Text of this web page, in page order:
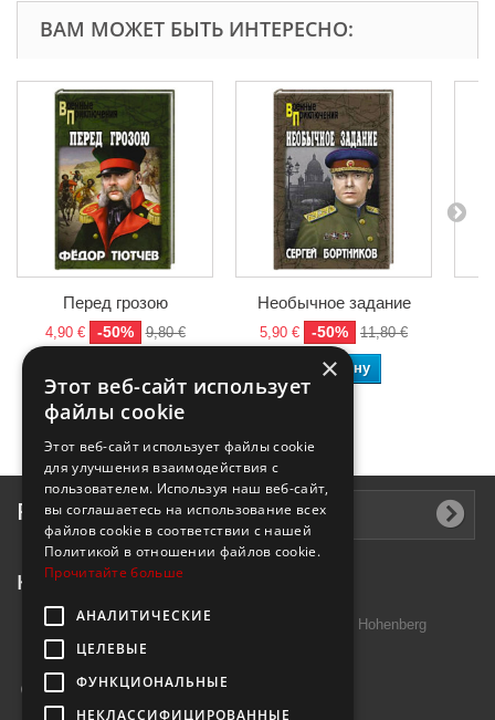
ВАМ МОЖЕТ БЫТЬ ИНТЕРЕСНО:
Перед грозою
4,90 € -50% 9,80 €
Необычное задание
5,90 € -50% 11,80 €
В корзину
Рассылка
Контактная информация
Introtek GmbH, Hutschenreuther Str. 13 95691 Hohenberg
Deutschland
Звоните нам:
×
Этот веб-сайт использует
файлы cookie
Этот веб-сайт использует файлы cookie
для улучшения взаимодействия с
пользователем. Используя наш веб-сайт,
вы соглашаетесь на использование всех
файлов cookie в соответствии с нашей
Политикой в ​​отношении файлов cookie.
Прочитайте больше
АНАЛИТИЧЕСКИЕ
ЦЕЛЕВЫЕ
ФУНКЦИОНАЛЬНЫЕ
НЕКЛАССИФИЦИРОВАННЫЕ